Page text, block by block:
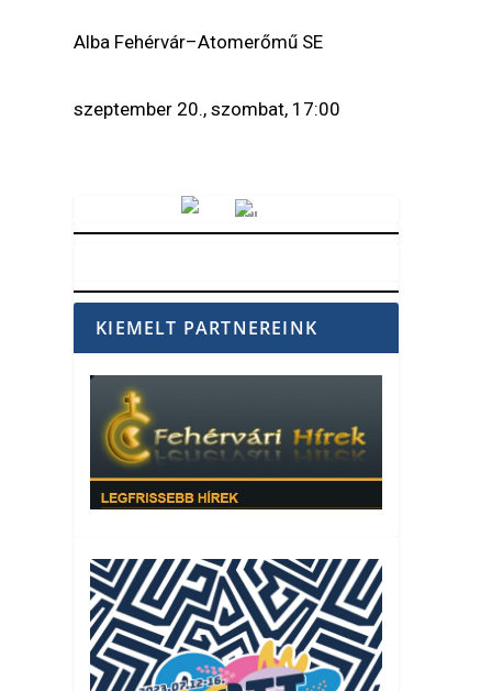
Alba Fehérvár–Atomerőmű SE
szeptember 20., szombat, 17:00
KIEMELT PARTNEREINK